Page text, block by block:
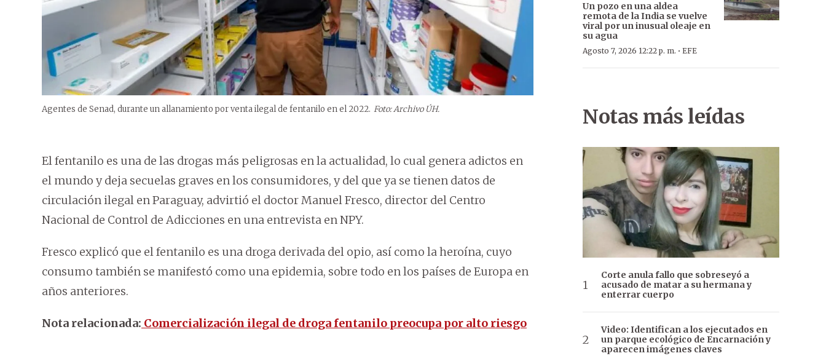
Agentes de Senad, durante un allanamiento por venta ilegal de fentanilo en el 2022. Foto: Archivo ÚH.
El fentanilo es una de las drogas más peligrosas en la actualidad, lo cual genera adictos en
el mundo y deja secuelas graves en los consumidores, y del que ya se tienen datos de
circulación ilegal en Paraguay, advirtió el doctor Manuel Fresco, director del Centro
Nacional de Control de Adicciones en una entrevista en NPY.
Fresco explicó que el fentanilo es una droga derivada del opio, así como la heroína, cuyo
consumo también se manifestó como una epidemia, sobre todo en los países de Europa en
años anteriores.
Nota relacionada: Comercialización ilegal de droga fentanilo preocupa por alto riesgo
Un pozo en una aldea
remota de la India se vuelve
viral por un inusual oleaje en
su agua
Agosto 7, 2026 12:22 p. m. · EFE
Notas más leídas
Corte anula fallo que sobreseyó a
acusado de matar a su hermana y
enterrar cuerpo
Video: Identifican a los ejecutados en
un parque ecológico de Encarnación y
aparecen imágenes claves